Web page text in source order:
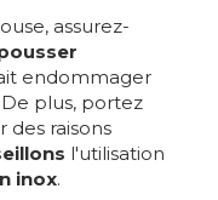
assurez-
endommager
plus, portez
des raisons
l'utilisation
inox.